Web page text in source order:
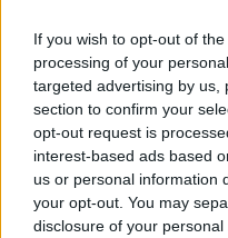
If you wish to opt-out of
processing of your
targeted advertising by us,
section to confirm your
opt-out request is
interest-based ads based
us or personal information
your opt-out. You may
disclosure of your